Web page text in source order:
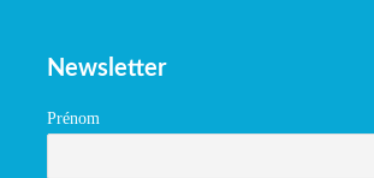
Newsletter
Prénom